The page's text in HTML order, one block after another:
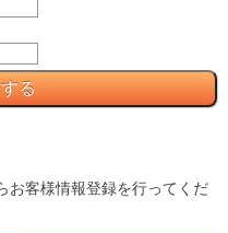
お客様情報登録を行ってくだ